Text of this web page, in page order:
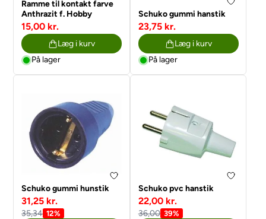
Ramme til kontakt farve
Anthrazit f. Hobby
15,00 kr.
Læg i kurv
På lager
Schuko gummi hanstik
23,75 kr.
Læg i kurv
På lager
Schuko gummi hunstik
31,25 kr.
35,34 12%
Schuko pvc hanstik
22,00 kr.
36,00 39%